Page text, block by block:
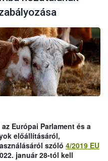
Európai Parlament és a
előállításáról,
szóló 4/2019 EU
január 28-tól kell